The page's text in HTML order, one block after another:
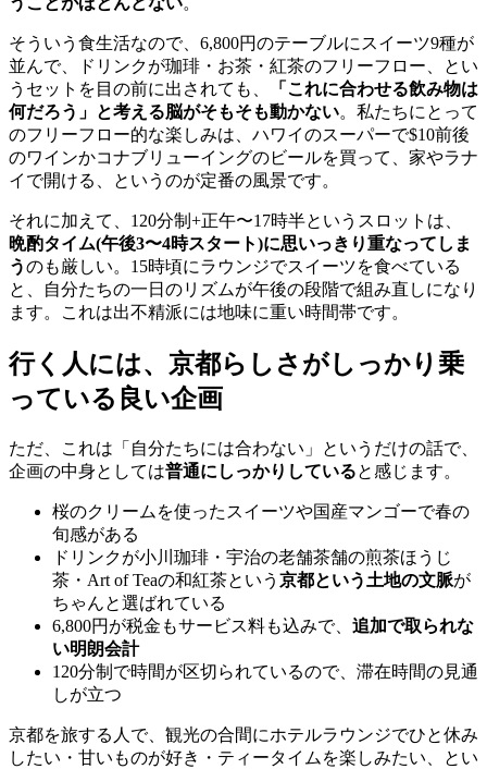
そういう食生活なので、6,800円のテーブルにスイーツ9種が
並んで、ドリンクが珈琲・お茶・紅茶のフリーフロー、とい
うセットを目の前に出されても、
「これに合わせる飲み物は
何だろう」と考える脳がそもそも動かない。私たちにとって
のフリーフロー的な楽しみは、ハワイのスーパーで$10前後
のワインかコナブリューイングのビールを買って、家やラナ
イで開ける、というのが定番の風景です。
それに加えて、120分制+正午〜17時半というスロットは、
晩酌タイム(午後3〜4時スタート)に思いっきり重なってしま
うのも厳しい。15時頃にラウンジでスイーツを食べている
と、自分たちの一日のリズムが午後の段階で組み直しになり
ます。これは出不精派には地味に重い時間帯です。
行く人には、京都らしさがしっかり乗
っている良い企画
ただ、これは「自分たちには合わない」というだけの話で、
企画の中身としては普通にしっかりしていると感じます。
桜のクリームを使ったスイーツや国産マンゴーで春の
旬感がある
ドリンクが小川珈琲・宇治の老舗茶舗の煎茶ほうじ
茶・Art of Teaの和紅茶という 京都という土地の文脈が
ちゃんと選ばれている
6,800円が税金もサービス料も込みで、 追加で取られな
い明朗会計
120分制で時間が区切られているので、滞在時間の見通
しが立つ
京都を旅する人で、観光の合間にホテルラウンジでひと休み
したい・甘いものが好き・ティータイムを楽しみたい、とい